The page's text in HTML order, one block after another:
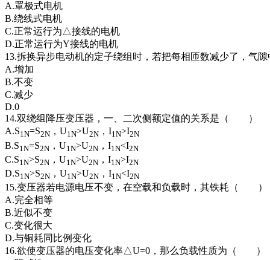
A.罩极式电机
B.绕线式电机
C.正常运行为△接线的电机
D.正常运行为Y接线的电机
13.拆换异步电动机的定子绕组时，若把每相匝数减少了，
A.增加
B.不变
C.减少
D.0
14.双绕组降压变压器，一、二次侧额定值的关系是（ ）
A.S1N=S2N ，U1N>U2N ，I1N>I2N
B.S1N=S2N ，U1N>U2N ，I1N<I2N
C.S1N>S2N ，U1N>U2N ，I1N>I2N
D.S1N>S2N ，U1N>U2N ，I1N<I2N
15.变压器若电源电压不变，在空载和负载时，其铁耗（ ）
A.完全相等
B.近似不变
C.变化很大
D.与铜耗同比例变化
16.欲使变压器的电压变化率△U=0，那么负载性质为（ ）